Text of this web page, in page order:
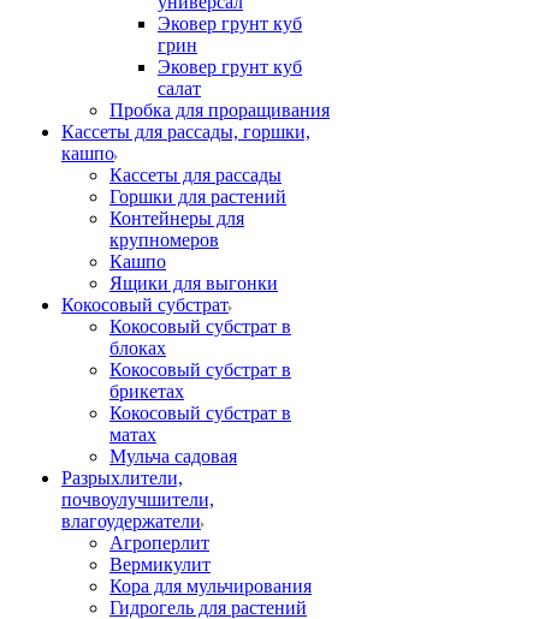
Эковер грунт куб
грин
Эковер грунт куб
салат
Пробка для проращивания
Кассеты для рассады, горшки,
кашпо
Кассеты для рассады
Горшки для растений
Контейнеры для
крупномеров
Кашпо
Ящики для выгонки
Кокосовый субстрат
Кокосовый субстрат в
блоках
Кокосовый субстрат в
брикетах
Кокосовый субстрат в
матах
Мульча садовая
Разрыхлители,
почвоулучшители,
влагоудержатели
Агроперлит
Вермикулит
Кора для мульчирования
Гидрогель для растений